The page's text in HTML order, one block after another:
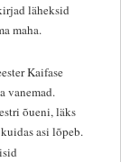
läheksid
maha.
Kaifase
vanemad.
õueni, läks
asi lõpeb.